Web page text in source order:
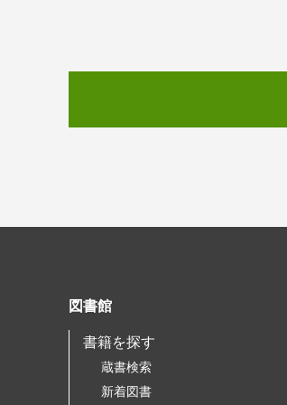
図書館
書籍を探す
蔵書検索
新着図書